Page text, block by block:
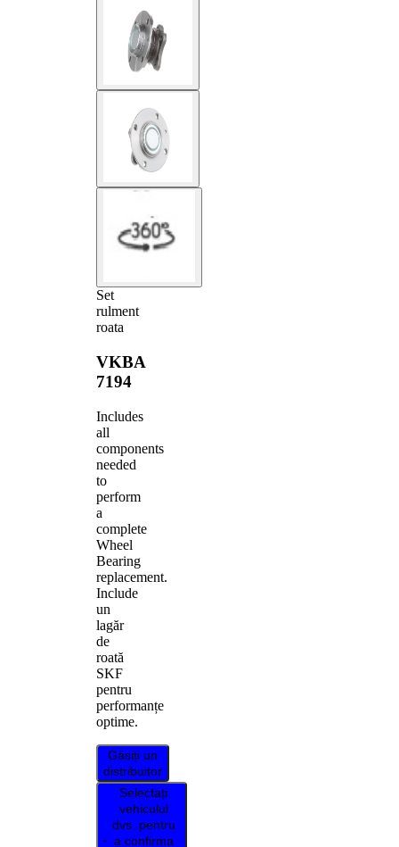
Set
rulment
roata
VKBA
7194
Includes
all
components
needed
to
perform
a
complete
Wheel
Bearing
replacement.
Include
un
lagăr
de
roată
SKF
pentru
performanțe
optime.
Găsiți un
distribuitor
Selectați
vehiculul
dvs. pentru
a confirma